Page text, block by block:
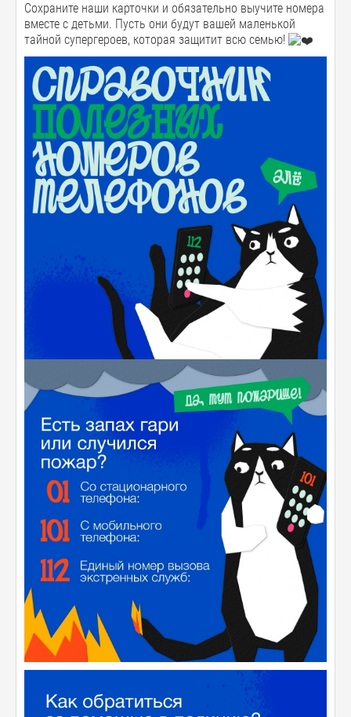
Сохраните наши карточки и обязательно выучите номера
вместе с детьми. Пусть они будут вашей маленькой
тайной супергероев, которая защитит всю семью!